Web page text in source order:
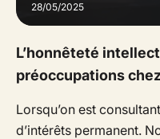
28/05/2025
L’honnêteté
préoccupations
Lorsqu’on est
d’intérêts permanent.